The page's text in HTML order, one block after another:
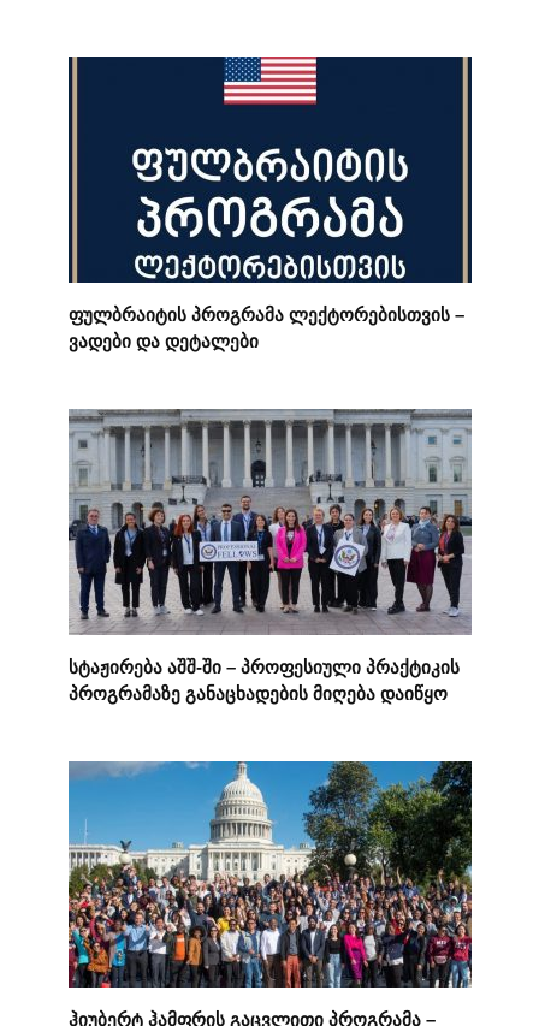
ფულბრაიტის პროგრამა ლექტორებისთვის –
ვადები და დეტალები
სტაჟირება აშშ-ში – პროფესიული პრაქტიკის
პროგრამაზე განაცხადების მიღება დაიწყო
ჰიუბერტ ჰამფრის გაცვლითი პროგრამა –